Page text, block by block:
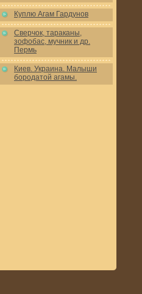
Куплю Агам Гардунов
Сверчок, тараканы,
зофобас, мучник и др.
Пермь
Киев. Украина. Малыши
бородатой агамы.